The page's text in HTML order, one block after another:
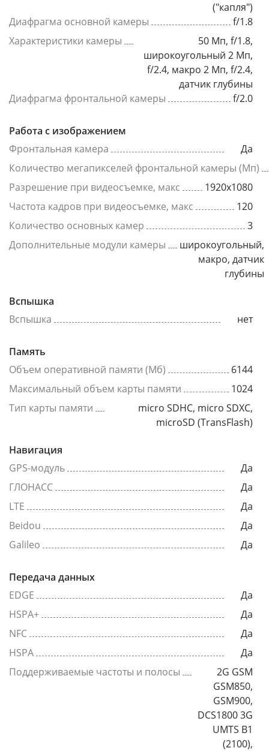
("капля")
Диафрагма основной камеры
f/1.8
Характеристики камеры
50 Мп, f/1.8,
широкоугольный 2 Мп,
f/2.4, макро 2 Мп, f/2.4,
датчик глубины
Диафрагма фронтальной камеры
f/2.0
Работа с изображением
Фронтальная камера
Да
Количество мегапикселей фронтальной камеры (Мп)
Разрешение при видеосъемке, макс
1920x1080
Частота кадров при видеосъемке, макс
120
Количество основных камер
3
Дополнительные модули камеры
широкоугольный,
макро, датчик
глубины
Вспышка
Вспышка
нет
Память
Объем оперативной памяти (Мб)
6144
Максимальный объем карты памяти
1024
Тип карты памяти
micro SDHC, micro SDXC,
microSD (TransFlash)
Навигация
GPS-модуль
Да
ГЛОНАСС
Да
LTE
Да
Beidou
Да
Galileo
Да
Передача данных
EDGE
Да
HSPA+
Да
NFC
Да
HSPA
Да
Поддерживаемые частоты и полосы
2G GSM
GSM850,
GSM900,
DCS1800 3G
UMTS B1
(2100),